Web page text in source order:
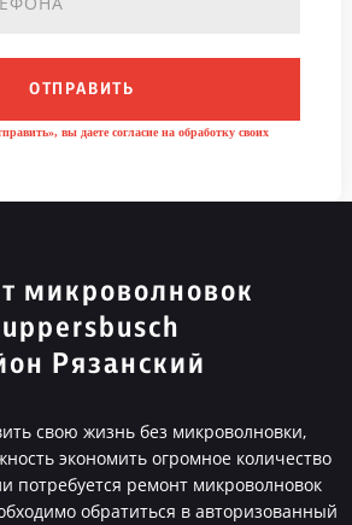
ОТПРАВИТЬ
вы даете согласие на обработку своих
микроволновок
Рязанский
свою жизнь без микроволновки,
экономить огромное количество
потребуется ремонт микроволновок
обратиться в авторизованный